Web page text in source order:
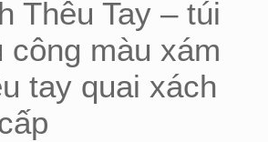
Thêu Tay – túi
công màu xám
tay quai xách